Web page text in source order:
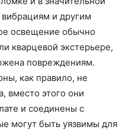
и другим
освещение обычно
кварцевой экстерьере,
повреждениям.
как правило, не
вместо этого они
и соединены с
могут быть уязвимы для